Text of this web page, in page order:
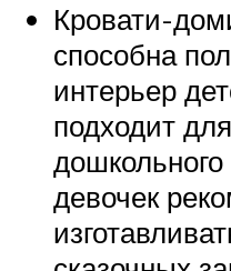
Кровати-
способна
интерьер
подходит
девочек